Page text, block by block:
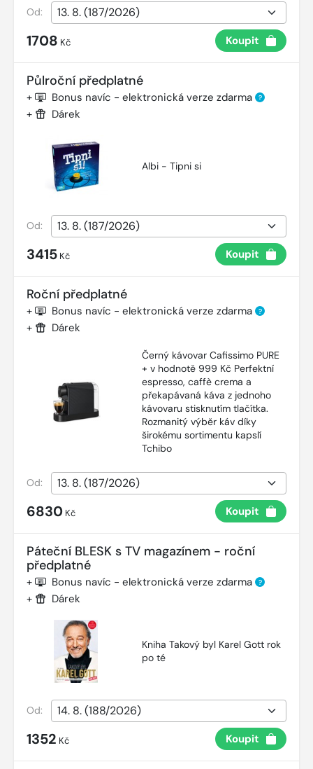
Od:
1708 Kč Koupit
Půlroční předplatné
+ Bonus navíc - elektronická verze zdarma ?
+ Dárek
Albi - Tipni si
Od:
3415 Kč Koupit
Roční předplatné
+ Bonus navíc - elektronická verze zdarma ?
+ Dárek
Černý kávovar Cafissimo PURE
+ v hodnotě 999 Kč Perfektní
espresso, caffè crema a
překapávaná káva z jednoho
kávovaru stisknutím tlačítka.
Rozmanitý výběr káv díky
širokému sortimentu kapslí
Tchibo
Od:
6830 Kč Koupit
Páteční BLESK s TV magazínem - roční
předplatné
+ Bonus navíc - elektronická verze zdarma ?
+ Dárek
Kniha Takový byl Karel Gott rok
po té
Od:
1352 Kč Koupit